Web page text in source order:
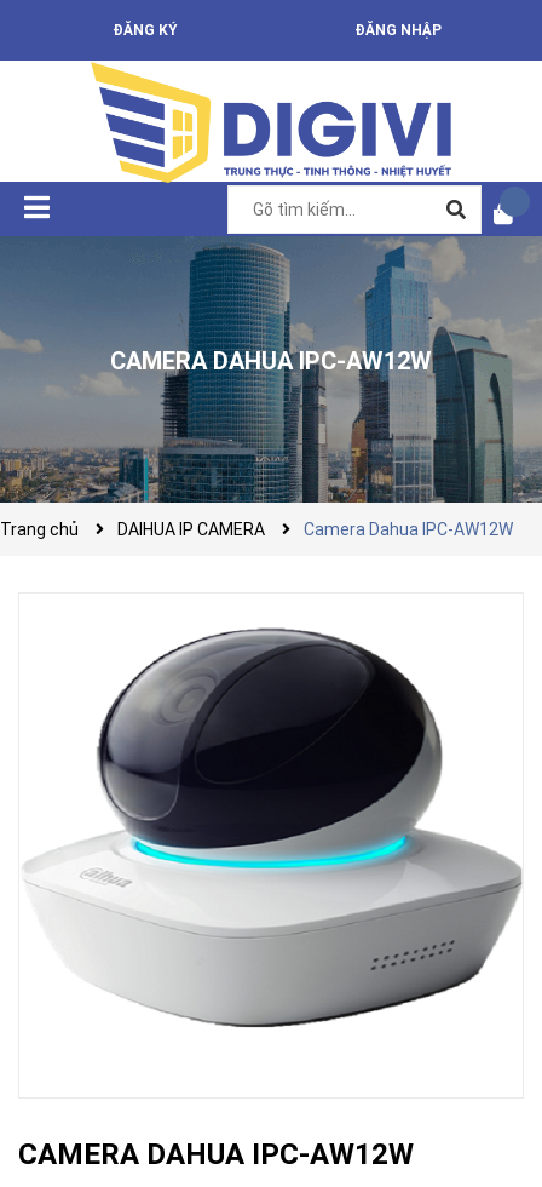
ĐĂNG KÝ ĐĂNG NHẬP
CAMERA DAHUA IPC-AW12W
Trang chủ DAIHUA IP CAMERA Camera Dahua IPC-AW12W
CAMERA DAHUA IPC-AW12W